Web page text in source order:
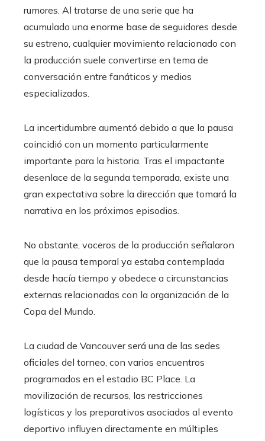
rumores. Al tratarse de una serie que ha
acumulado una enorme base de seguidores desde
su estreno, cualquier movimiento relacionado con
la producción suele convertirse en tema de
conversación entre fanáticos y medios
especializados.
La incertidumbre aumentó debido a que la pausa
coincidió con un momento particularmente
importante para la historia. Tras el impactante
desenlace de la segunda temporada, existe una
gran expectativa sobre la dirección que tomará la
narrativa en los próximos episodios.
No obstante, voceros de la producción señalaron
que la pausa temporal ya estaba contemplada
desde hacía tiempo y obedece a circunstancias
externas relacionadas con la organización de la
Copa del Mundo.
La ciudad de Vancouver será una de las sedes
oficiales del torneo, con varios encuentros
programados en el estadio BC Place. La
movilización de recursos, las restricciones
logísticas y los preparativos asociados al evento
deportivo influyen directamente en múltiples